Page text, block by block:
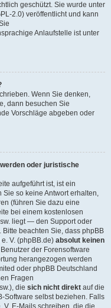
geschützt. Sie wurde unter
2.0) veröffentlicht und kann
Anlaufstelle ist unter
Wenn Sie denken,
dann besuchen Sie
Vorschläge abgeben oder
oder juristische
aufgeführt ist, ist ein
so keine Antwort erhalten,
(führen Sie dazu eine
bei einem kostenlosen
liegt — den Support oder
beachten Sie, dass phpBB
V. (phpBB.de) absolut keinen
der Forensoftware
herangezogen werden
oder phpBB Deutschland
Fragen
die sich nicht direkt auf die
Software selbst beziehen. Falls
V. E-Mails schreiben, die die